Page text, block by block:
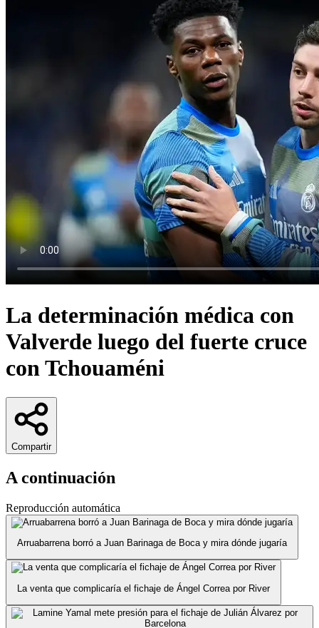
La determinación médica con
Valverde luego del fuerte cruce
con Tchouaméni
Compartir
A continuación
Reproducción automática
Arruabarrena borró a Juan Barinaga de Boca y mira dónde jugaría
La venta que complicaría el fichaje de Ángel Correa por River